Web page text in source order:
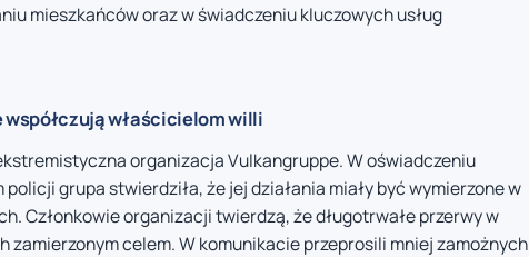
mieszkańców oraz w świadczeniu kluczowych usług
właścicielom willi
organizacja Vulkangruppe. W oświadczeniu
grupa stwierdziła, że jej działania miały być wymierzone w
Członkowie organizacji twierdzą, że długotrwałe przerwy w
zamierzonym celem. W komunikacie przeprosili mniej zamożnych